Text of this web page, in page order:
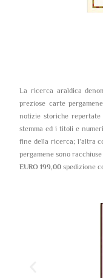
La ricerca araldica
preziose carte
notizie storiche
stemma ed i titoli e
fine della ricerca; l’altra
pergamene sono
EURO 199,00 spedizione